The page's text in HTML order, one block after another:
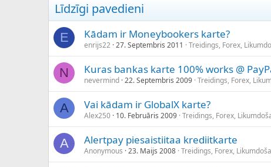
Līdzīgi pavedieni
E Kādam ir Moneybookers karte?
enrijs22 27. Septembris 2011 Treidings, Forex,
N Kuras bankas karte 100% works @
nevermind 22. Septembris 2009 Treidings, Forex,
A Vai kādam ir GlobalX karte?
Alex250 10. Februāris 2009 Treidings, Forex,
A Alertpay piesaistiitaa krediitkarte
Anonymous 23. Maijs 2008 Treidings, Forex,